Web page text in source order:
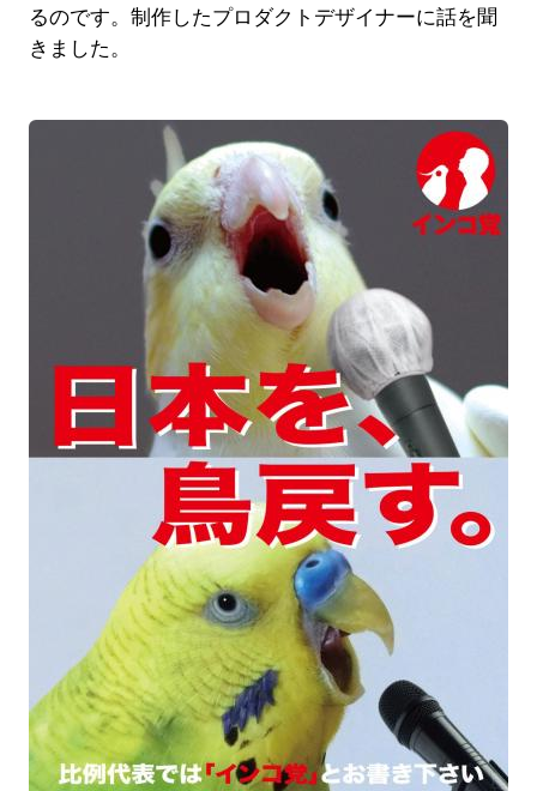
るのです。制作したプロダクトデザイナーに話を聞
きました。